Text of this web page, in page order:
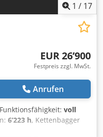
1 / 17
EUR 26’900
Festpreis zzgl. MwSt.
Anrufen
voll
6’223 h, Kettenbagger
Isuzu Motor Technische